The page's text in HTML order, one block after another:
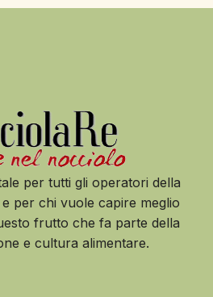
per tutti gli operatori della
per chi vuole capire meglio
frutto che fa parte della
e cultura alimentare.